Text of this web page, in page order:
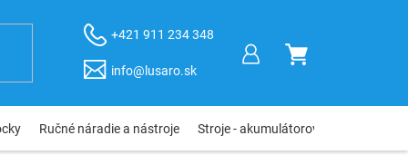
+421 911 234 348
info@lusaro.sk
NÁKUPNÝ
Ručné náradie a nástroje Stroje - akumulátorové, elektro,